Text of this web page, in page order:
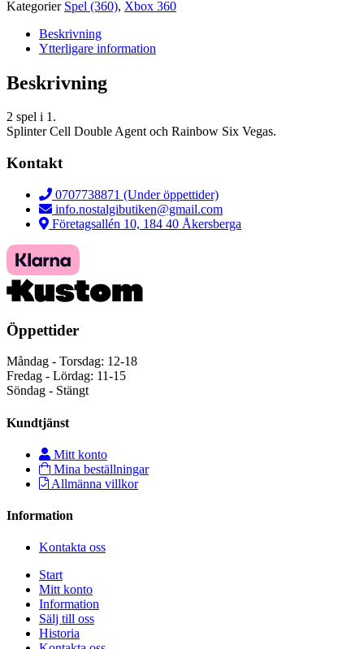
Kategorier Spel (360), Xbox 360
Beskrivning
Ytterligare information
Beskrivning
2 spel i 1.
Splinter Cell Double Agent och Rainbow Six Vegas.
Kontakt
0707738871 (Under öppettider)
info.nostalgibutiken@gmail.com
Företagsallén 10, 184 40 Åkersberga
Öppettider
Måndag - Torsdag: 12-18
Fredag - Lördag: 11-15
Söndag - Stängt
Kundtjänst
Mitt konto
Mina beställningar
Allmänna villkor
Information
Kontakta oss
Start
Mitt konto
Information
Sälj till oss
Historia